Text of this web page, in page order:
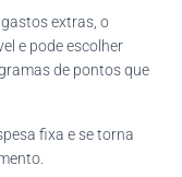
extras, o
e pode escolher
de pontos que
fixa e se torna